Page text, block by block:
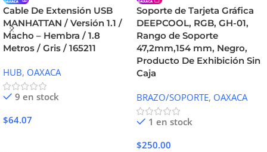
Cable De Extensión USB
MANHATTAN / Versión 1.1 /
Macho – Hembra / 1.8
Metros / Gris / 165211
HUB, OAXACA
9 en stock
$64.07
Soporte de Tarjeta Gráfica
DEEPCOOL, RGB, GH-01,
Rango de Soporte
47,2mm,154 mm, Negro,
Producto De Exhibición Sin
Caja
BRAZO/SOPORTE, OAXACA
1 en stock
$250.00